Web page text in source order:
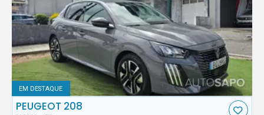
EM DESTAQUE
PEUGEOT 208